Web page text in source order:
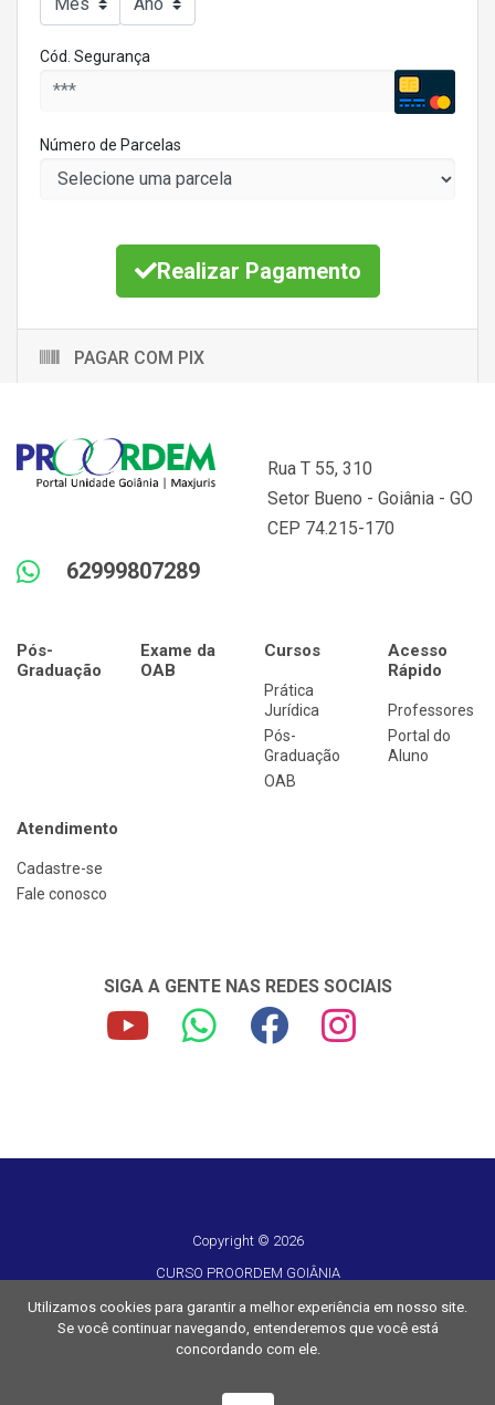
Cód. Segurança
Número de Parcelas
Realizar Pagamento
PAGAR COM PIX
Rua T 55, 310
Setor Bueno - Goiânia - GO
CEP 74.215-170
62999807289
Pós-
Graduação
Exame da
OAB
Cursos
Prática
Jurídica
Pós-
Graduação
OAB
Acesso
Rápido
Professores
Portal do
Aluno
Atendimento
Cadastre-se
Fale conosco
SIGA A GENTE NAS REDES SOCIAIS
Copyright © 2026
CURSO PROORDEM GOIÂNIA
CNPJ 16.417.042/0001-62
Todos os direitos reservados
Utilizamos cookies para garantir a melhor experiência em nosso site.
Se você continuar navegando, entenderemos que você está
concordando com ele.